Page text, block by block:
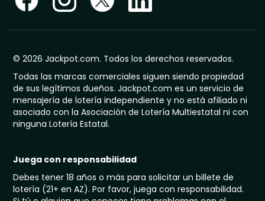
© 2026 Jackpot.com. Todos los derechos reservados.
Todas las marcas comerciales siguen siendo propiedad
de sus legítimos dueños. Jackpot.com es un servicio de
mensajería de lotería independiente y no está afiliado ni
asociado con la Asociación de Lotería Multiestatal ni con
ninguna Lotería Estatal.
Juega con responsabilidad
Debes tener 18 años o más para solicitar un billete de
lotería (21+ en AZ). Por favor, juega con responsabilidad.